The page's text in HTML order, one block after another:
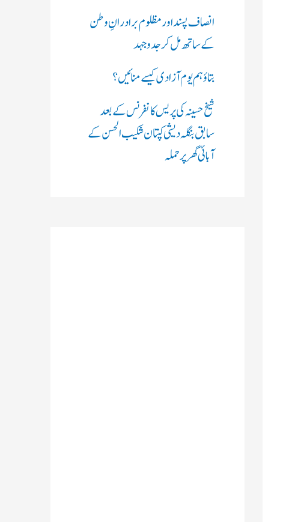
انصاف پسند اور مظلوم برادرانِ وطن
کے ساتھ مل کر جدوجہد
بتاؤ ہم یوم آزادی کیسے منائیں؟
شیخ حسینہ کی پریس کانفرنس کے بعد
سابق بنگلہ دیشی کپتان شکیب الحسن کے
آبائی گھر پر حملہ